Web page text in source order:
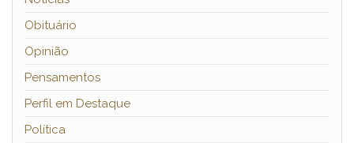
Obituário
Opinião
Pensamentos
Perfil em Destaque
Política